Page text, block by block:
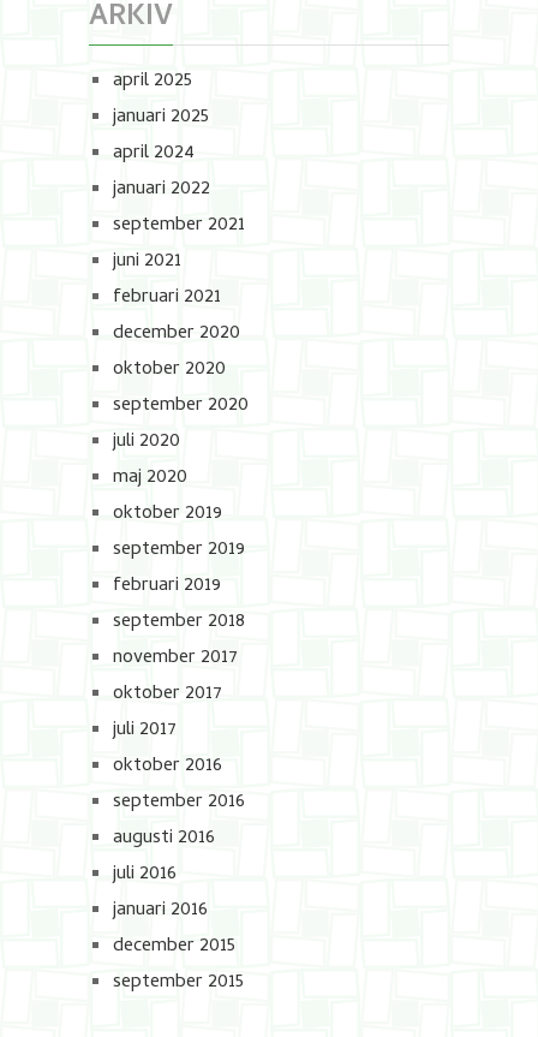
ARKIV
april 2025
januari 2025
april 2024
januari 2022
september 2021
juni 2021
februari 2021
december 2020
oktober 2020
september 2020
juli 2020
maj 2020
oktober 2019
september 2019
februari 2019
september 2018
november 2017
oktober 2017
juli 2017
oktober 2016
september 2016
augusti 2016
juli 2016
januari 2016
december 2015
september 2015